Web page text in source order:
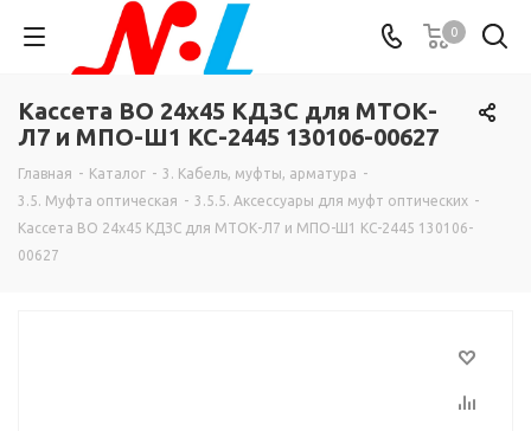
0
Кассета ВО 24х45 КДЗС для МТОК-
Л7 и МПО-Ш1 КС-2445 130106-00627
Главная - Каталог - 3. Кабель, муфты, арматура -
3.5. Муфта оптическая - 3.5.5. Аксессуары для муфт оптических -
Кассета ВО 24х45 КДЗС для МТОК-Л7 и МПО-Ш1 КС-2445 130106-
00627